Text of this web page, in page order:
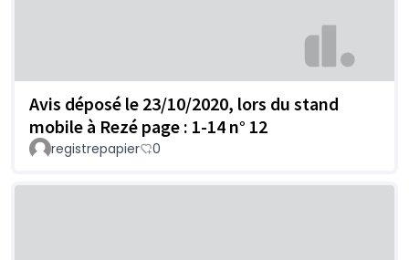
Avis déposé le 23/10/2020, lors du stand
mobile à Rezé page : 1-14 n° 12
registrepapier 0